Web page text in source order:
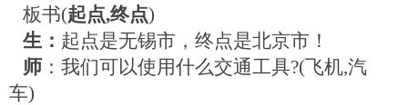
板书(起点,终点)
生： 起点是无锡市，终点是北京市！
师 ：我们可以使用什么交通工具?(飞机,汽
车)